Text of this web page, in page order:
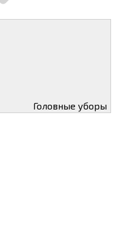
Головные уборы